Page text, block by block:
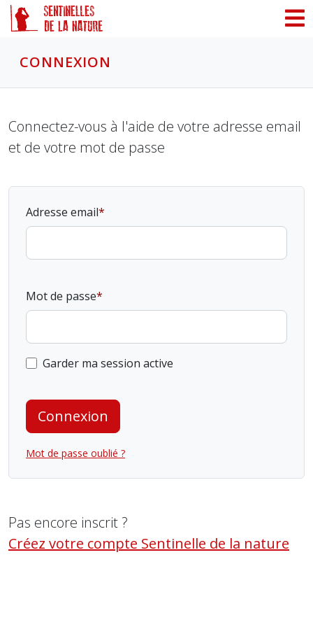
CONNEXION
Connectez-vous à l'aide de votre adresse email
et de votre mot de passe
Adresse email
Mot de passe
Garder ma session active
Connexion
Mot de passe oublié ?
Pas encore inscrit ?
Créez votre compte Sentinelle de la nature
Panneau de gestion des cookies